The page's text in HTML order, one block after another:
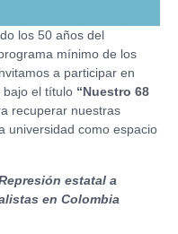
los 50 años del
mínimo de los
a participar en
bajo el título “Nuestro 68
recuperar nuestras
universidad como espacio
estatal a
en Colombia